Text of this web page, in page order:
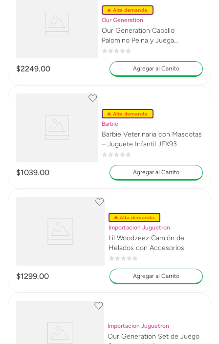
🔥 Alta demanda.
Our Generation
Our Generation Caballo
Palomino Peina y Juega
BD38180
$2249.00 Agregar al Carrito
🔥 Alta demanda.
Barbie
Barbie Veterinaria con Mascotas
– Juguete Infantil JFX93
$1039.00 Agregar al Carrito
🔥 Alta demanda.
Importacion Juguetron
Lil Woodzeez Camión de
Helados con Accesorios
$1299.00 Agregar al Carrito
Importacion Juguetron
Our Generation Set de Juego